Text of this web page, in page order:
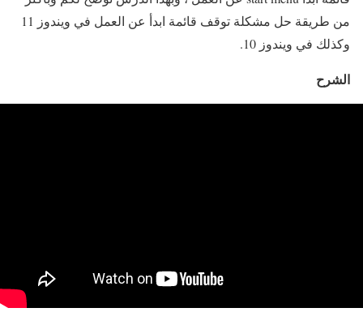
من طريقة حل مشكلة توقف قائمة ابدأ عن العمل في ويندوز 11
وكذلك في ويندوز 10.
الشرح